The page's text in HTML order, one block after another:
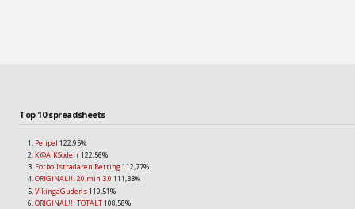
Top 10 spreadsheets
Pelipel 122,95%
X @AIKSoderr122,56%
Fotbollstradaren Betting112,77%
ORIGINAL!!! 20 min 3.0 111,33%
VikingaGudens110,51%
ORIGINAL!!! TOTALT108,58%